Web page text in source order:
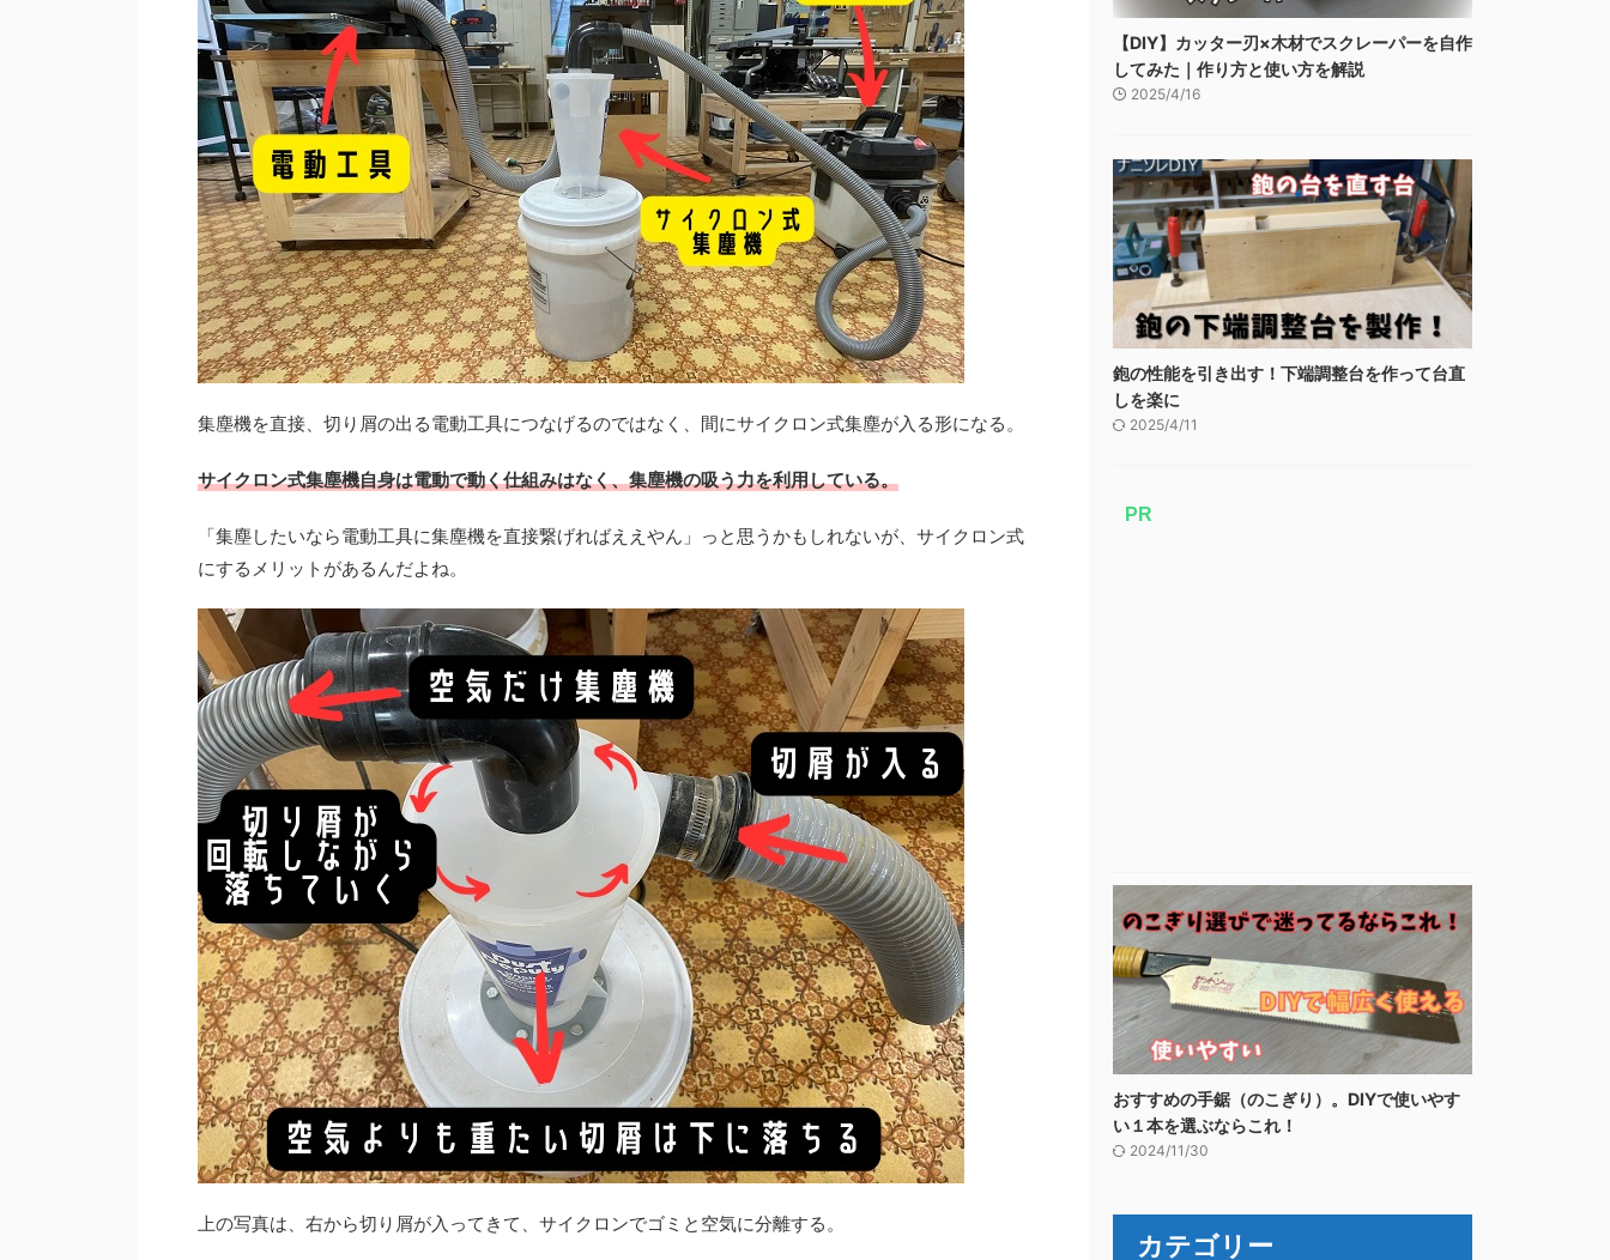
集塵機を直接、切り屑の出る電動工具につなげるのではなく、間にサイクロン式集塵が入る形になる。
サイクロン式集塵機自身は電動で動く仕組みはなく、集塵機の吸う力を利用している。
「集塵したいなら電動工具に集塵機を直接繋げればええやん」っと思うかもしれないが、サイクロン式
にするメリットがあるんだよね。
上の写真は、右から切り屑が入ってきて、サイクロンでゴミと空気に分離する。
【DIY】カッター刃×木材でスクレーパーを自作
してみた｜作り方と使い方を解説
2025/4/16
鉋の性能を引き出す！下端調整台を作って台直
しを楽に
2025/4/11
PR
おすすめの手鋸（のこぎり）。DIYで使いやす
い１本を選ぶならこれ！
2024/11/30
カテゴリー